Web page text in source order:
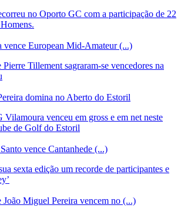
no Oporto GC com a participação de 22
vence European Mid-Amateur (...)
Pierre Tillement sagraram-se vencedores na
domina no Aberto do Estoril
Vilamoura venceu em gross e em net neste
de Golf do Estoril
vence Cantanhede (...)
sexta edição um recorde de participantes e
João Miguel Pereira vencem no (...)